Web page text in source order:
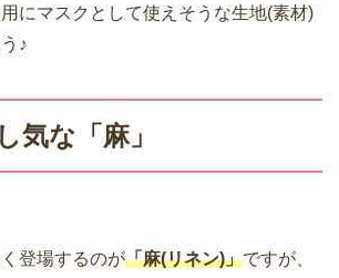
にマスクとして使えそうな生地(素材)
♪
気な「麻」
登場するのが「麻(リネン)」ですが、